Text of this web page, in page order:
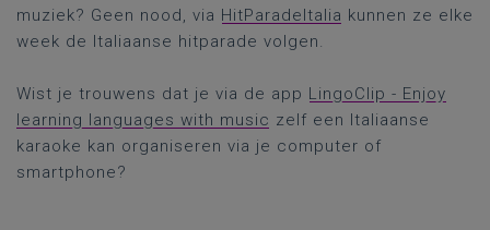
muziek? Geen nood, via HitParadeItalia kunnen ze elke
week de Italiaanse hitparade volgen.
Wist je trouwens dat je via de app LingoClip - Enjoy
learning languages with music zelf een Italiaanse
karaoke kan organiseren via je computer of
smartphone?